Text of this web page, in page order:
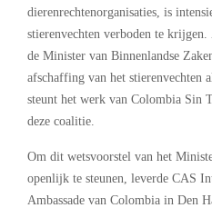
dierenrechtenorganisaties, is
stierenvechten verboden te
de Minister van Binnenlandse
afschaffing van het stierenvechten
steunt het werk van Colombia Sin
deze coalitie.
Om dit wetsvoorstel van het
openlijk te steunen, leverde CAS
Ambassade van Colombia in Den